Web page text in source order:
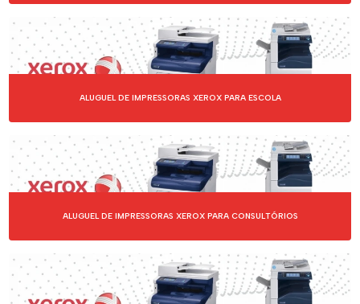
IMPRESSORAS DE ETIQUETAS
IMPRESSORAS MULTIFUNCIONAIS
IMPRESSORAS PARA ALUGAR
LOCAÇÃO DE IMPRESSORA BROTHER
LOCAÇÃO DE IMPRESSORA CANON
LOCAÇÃO DE IMPRESSORA HP
LOCAÇÃO DE IMPRESSORA SAMSUNG
ALUGUEL DE IMPRESSORAS XEROX PARA ESCOLA
ALUGUEL DE IMPRESSORAS XEROX PARA CONSULTÓRIOS